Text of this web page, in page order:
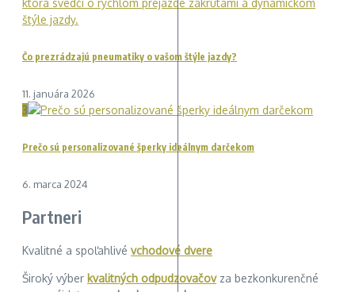
Čo prezrádzajú pneumatiky o vašom štýle jazdy?
11. januára 2026
3
Prečo sú personalizované šperky ideálnym darčekom
6. marca 2024
Partneri
Kvalitné a spoľahlivé vchodové dvere
Široký výber kvalitných odpudzovačovza bezkonkurenčné